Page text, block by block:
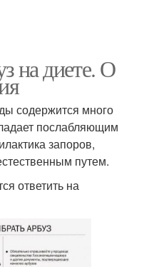
на диете. О
содержится много
послабляющим
запоров,
путем.
ответить на